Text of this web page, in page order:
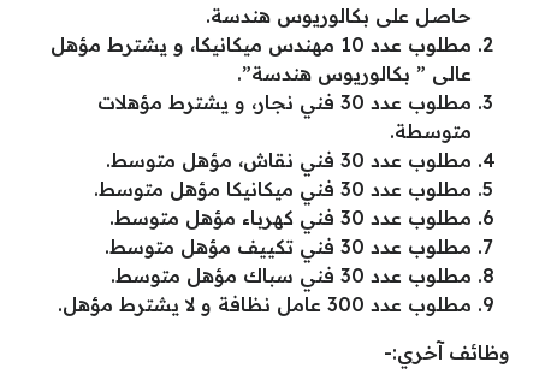
حاصل على بكالوريوس هندسة.
مطلوب عدد 10 مهندس ميكانيكا، و يشترط مؤهل
عالى ” بكالوريوس هندسة”.
مطلوب عدد 30 فني نجار، و يشترط مؤهلات
متوسطة.
مطلوب عدد 30 فني نقاش، مؤهل متوسط.
مطلوب عدد 30 فني ميكانيكا مؤهل متوسط.
مطلوب عدد 30 فني كهرباء مؤهل متوسط.
مطلوب عدد 30 فني تكييف مؤهل متوسط.
مطلوب عدد 30 فني سباك مؤهل متوسط.
مطلوب عدد 300 عامل نظافة و لا يشترط مؤهل.
وظائف آخري:-